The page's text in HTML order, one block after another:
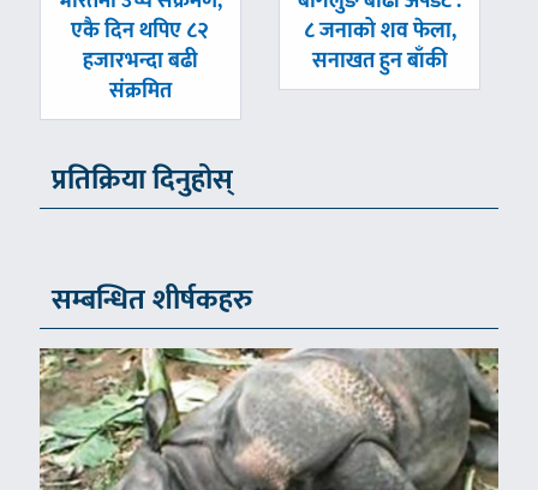
एकै दिन थपिए ८२
हजारभन्दा बढी
संक्रमित
८ जनाको शव फेला,
सनाखत हुन बाँकी
प्रतिक्रिया दिनुहोस्
सम्बन्धित शीर्षकहरु